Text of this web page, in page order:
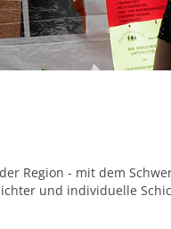
Region - mit dem
und individuelle